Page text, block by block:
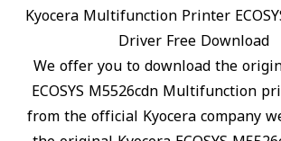
Kyocera Multifunction Printer
Driver Free Download
We offer you to download the
ECOSYS M5526cdn Multifunction
from the official Kyocera company